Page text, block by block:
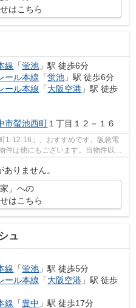
はこちら
線 「蛍池 」駅 徒歩6分
ール本線 「蛍池 」駅 徒歩6分
ール本線 「大阪空港 」駅 徒歩
市螢池西町１丁目１２－１６
1-12-16」、おすすめです。阪急電
件は他にもございます。当物件以外
りません。
家」への
はこちら
ュ
線 「蛍池 」駅 徒歩5分
ール本線 「大阪空港 」駅 徒歩
線 「豊中 」駅 徒歩17分